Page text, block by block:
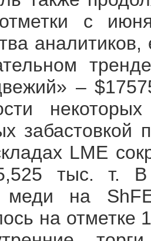
с
–
LME
тыс. т. В
меди на
на